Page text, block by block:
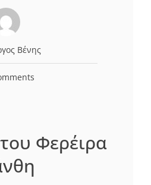
Βένης
Φερέιρα